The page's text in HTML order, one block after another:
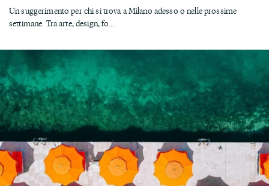
Un suggerimento per chi si trova a Milano adesso o nelle prossime
settimane. Tra arte, design, fo...